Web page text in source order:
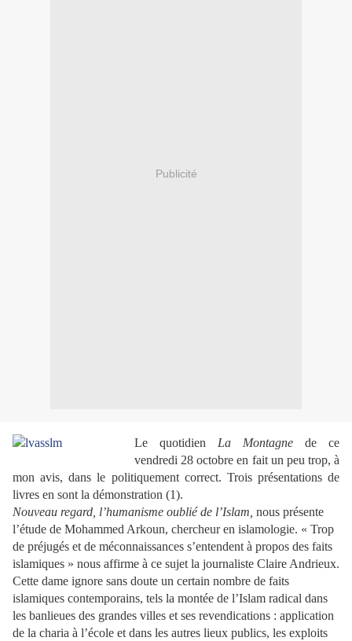
Publicité
Le quotidien La Montagne de ce
vendredi 28 octobre en fait un peu trop, à
mon avis, dans le politiquement correct. Trois présentations de
livres en sont la démonstration (1).
Nouveau regard, l’humanisme oublié de l’Islam, nous présente
l’étude de Mohammed Arkoun, chercheur en islamologie. « Trop
de préjugés et de méconnaissances s’entendent à propos des faits
islamiques » nous affirme à ce sujet la journaliste Claire Andrieux.
Cette dame ignore sans doute un certain nombre de faits
islamiques contemporains, tels la montée de l’Islam radical dans
les banlieues des grandes villes et ses revendications : application
de la charia à l’école et dans les autres lieux publics, les exploits